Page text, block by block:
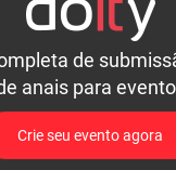
de
anais para
Crie seu evento agora